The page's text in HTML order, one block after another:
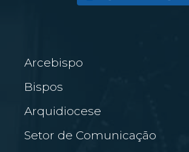
Arcebispo
Bispos
Arquidiocese
Setor de Comunicação